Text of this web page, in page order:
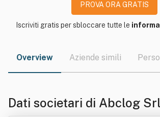
PROVA ORA GRATIS
Iscriviti gratis per sbloccare tutte le
Overview Aziende simili
Dati societari di Abclog Srl